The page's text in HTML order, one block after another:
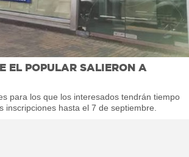
EL POPULAR SALIERON A
para los que los interesados tendrán tiempo
inscripciones hasta el 7 de septiembre.